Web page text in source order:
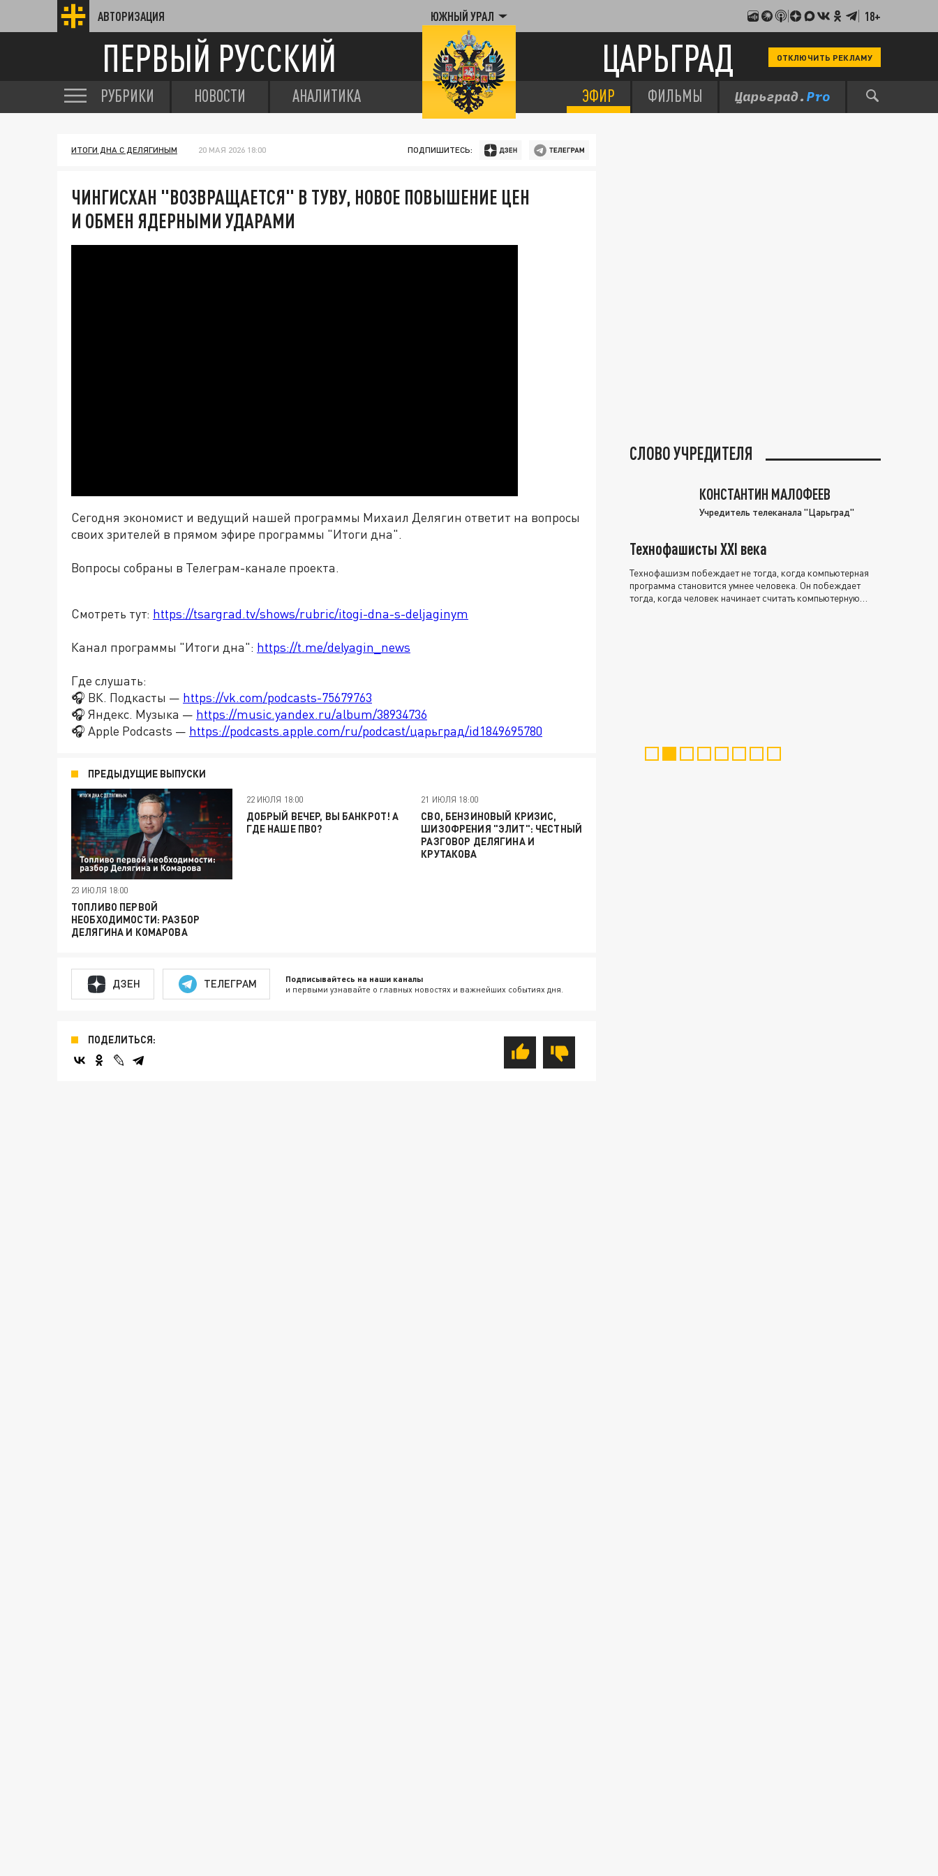
АВТОРИЗАЦИЯ ЮЖНЫЙ УРАЛ 18+
ПЕРВЫЙ РУССКИЙ ЦАРЬГРАД ОТКЛЮЧИТЬ РЕКЛАМУ
РУБРИКИ НОВОСТИ АНАЛИТИКА ЭФИР ФИЛЬМЫ
ИТОГИ ДНА С ДЕЛЯГИНЫМ 20 МАЯ 2026 18:00 ПОДПИШИТЕСЬ:
ЧИНГИСХАН "ВОЗВРАЩАЕТСЯ" В ТУВУ, НОВОЕ ПОВЫШЕНИЕ ЦЕН
И ОБМЕН ЯДЕРНЫМИ УДАРАМИ
Сегодня экономист и ведущий нашей программы Михаил Делягин ответит на вопросы
своих зрителей в прямом эфире программы "Итоги дна".
Вопросы собраны в Телеграм-канале проекта.
Смотреть тут: https://tsargrad.tv/shows/rubric/itogi-dna-s-deljaginym
Канал программы "Итоги дна": https://t.me/delyagin_news
Где слушать:
🎧 ВК. Подкасты — https://vk.com/podcasts-75679763
🎧 Яндекс. Музыка — https://music.yandex.ru/album/38934736
🎧 Apple Podcasts — https://podcasts.apple.com/ru/podcast/царьград/id1849695780
ПРЕДЫДУЩИЕ ВЫПУСКИ
23 ИЮЛЯ 18:00
ТОПЛИВО ПЕРВОЙ
НЕОБХОДИМОСТИ: РАЗБОР
ДЕЛЯГИНА И КОМАРОВА
22 ИЮЛЯ 18:00
ДОБРЫЙ ВЕЧЕР, ВЫ БАНКРОТ! А
ГДЕ НАШЕ ПВО?
21 ИЮЛЯ 18:00
СВО, БЕНЗИНОВЫЙ КРИЗИС,
ШИЗОФРЕНИЯ "ЭЛИТ": ЧЕСТНЫЙ
РАЗГОВОР ДЕЛЯГИНА И
КРУТАКОВА
ДЗЕН ТЕЛЕГРАМ Подписывайтесь на наши каналы
и первыми узнавайте о главных новостях и важнейших событиях дня.
ПОДЕЛИТЬСЯ:
СЛОВО УЧРЕДИТЕЛЯ
КОНСТАНТИН МАЛОФЕЕВ
Учредитель телеканала "Царьград"
Технофашисты XXI века
Технофашизм побеждает не тогда, когда компьютерная
программа становится умнее человека. Он побеждает
тогда, когда человек начинает считать компьютерную